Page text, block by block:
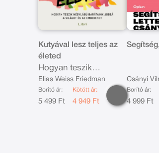
Kutyával lesz teljes az
életed
Hogyan teszik
négylábú barátaink
jobbá a világot és az
embereket
Elias Weiss Friedman
Borító ár:
5 499 Ft
Kötött ár:
4 949 Ft
Csányi
Borító ár:
4 999 Ft